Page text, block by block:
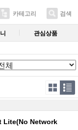
카테고리 검색
관심상품
Lite(No Network